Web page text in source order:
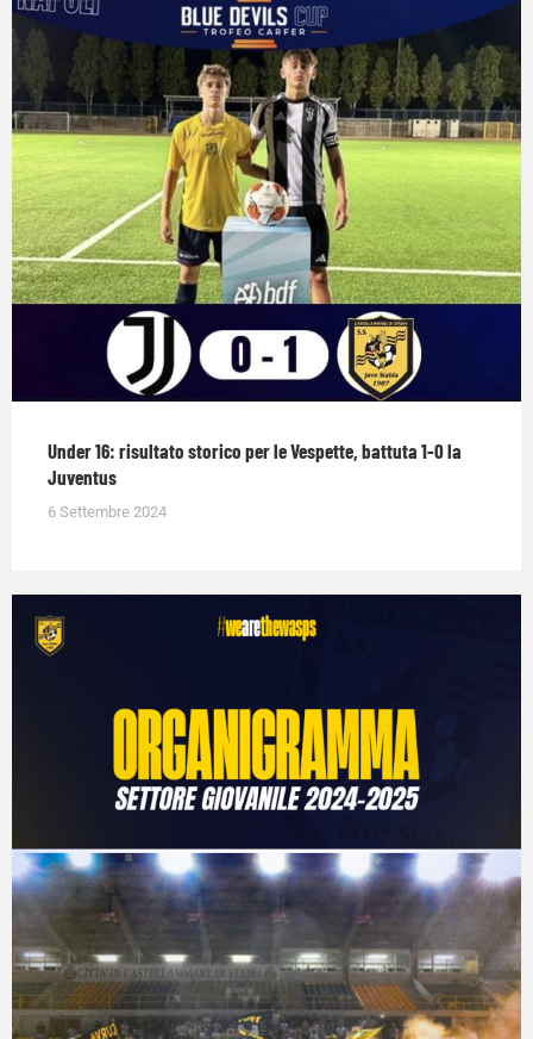
Under 16: risultato storico per le Vespette, battuta 1-0 la
Juventus
6 Settembre 2024